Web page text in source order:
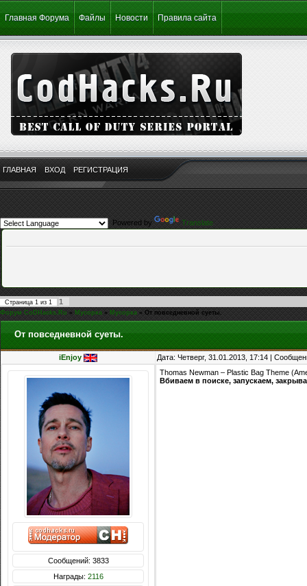
Главная Форума Файлы Новости Правила сайта
ГЛАВНАЯ ВХОД РЕГИСТРАЦИЯ
Powered by Translate
Страница 1 из 1 1
Форум CoDHacks.Ru » Мусорка » Мусорка » От повседневной суеты.
От повседневной суеты.
iEnjoy Дата: Четверг, 31.01.2013, 17:14 |
Сообщений: 3833
Награды: 2116
Thomas Newman – Plastic Bag Theme
Вбиваем в поиске, запускаем,